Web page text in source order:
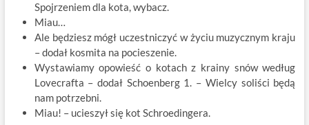
Spojrzeniem dla kota, wybacz.
Miau…
Ale będziesz mógł uczestniczyć w życiu muzycznym kraju
– dodał kosmita na pocieszenie.
Wystawiamy opowieść o kotach z krainy snów według
Lovecrafta – dodał Schoenberg 1. – Wielcy soliści będą
nam potrzebni.
Miau! – ucieszył się kot Schroedingera.